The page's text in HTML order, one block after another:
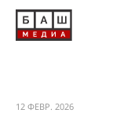
12 ФЕВР. 2026